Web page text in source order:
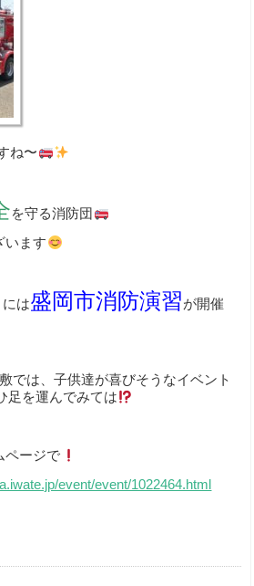
いて
ね〜
を守る消防団
います
には盛岡市消防演習が開催
では、子供達が喜びそうなイベント
足を運んでみては
ページで
event/event/1022464.html